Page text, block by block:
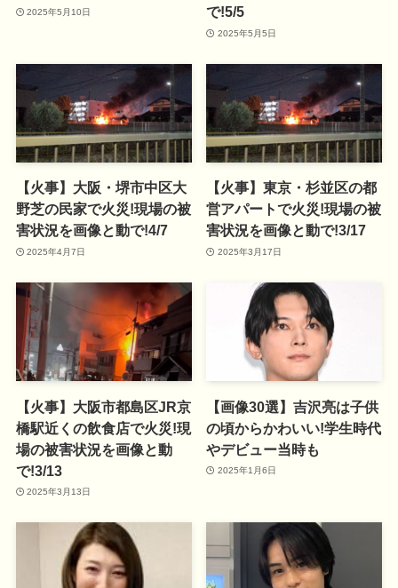
2025年5月10日
で!5/5
2025年5月5日
【火事】大阪・堺市中区大
野芝の民家で火災!現場の被
害状況を画像と動で!4/7
2025年4月7日
【火事】東京・杉並区の都
営アパートで火災!現場の被
害状況を画像と動で!3/17
2025年3月17日
【火事】大阪市都島区JR京
橋駅近くの飲食店で火災!現
場の被害状況を画像と動
で!3/13
2025年3月13日
【画像30選】吉沢亮は子供
の頃からかわいい!学生時代
やデビュー当時も
2025年1月6日